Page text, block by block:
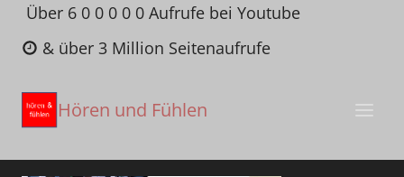
Zum
Inhalt
springen
Über 6 0 0 0 0 0 Aufrufe bei Youtube
& über 3 Million Seitenaufrufe
Hören und Fühlen